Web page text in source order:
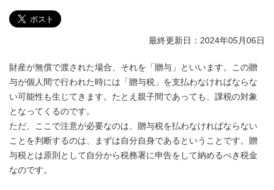
最終更新日：2024年05月06日
財産が無償で渡された場合、それを「贈与」といいます。この贈
与が個人間で行われた時には「贈与税」を支払わなければならな
い可能性も生じてきます。たとえ親子間であっても、課税の対象
となってくるのです。
ただ、ここで注意が必要なのは、贈与税を払わなければならない
ことを判断するのは、まずは自分自身であるということです。贈
与税とは原則として自分から税務署に申告をして納めるべき税金
なのです。